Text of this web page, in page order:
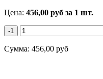
Цена: 456,00 руб за 1 шт.
-1
Сумма: 456,00 руб